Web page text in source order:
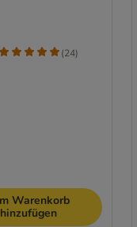
(24)
Warenkorb
hinzufügen